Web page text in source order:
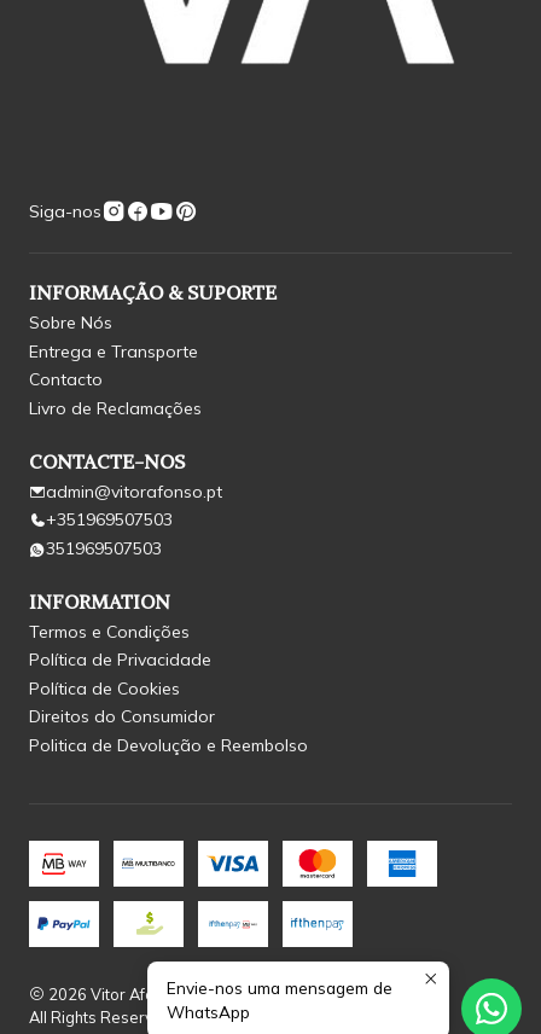
Siga-nos
INFORMAÇÃO & SUPORTE
Sobre Nós
Entrega e Transporte
Contacto
Livro de Reclamações
CONTACTE-NOS
admin@vitorafonso.pt
+351969507503
351969507503
INFORMATION
Termos e Condições
Política de Privacidade
Política de Cookies
Direitos do Consumidor
Politica de Devolução e Reembolso
2026 Vitor Afonso.
All Rights Reserved.Powered by Jumpseller
Envie-nos uma mensagem de
WhatsApp